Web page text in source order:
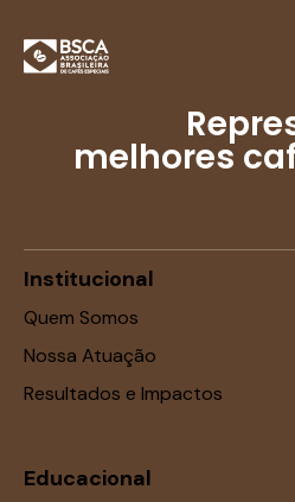
melhores
Institucional
Quem Somos
Nossa Atuação
Resultados e Impactos
Educacional